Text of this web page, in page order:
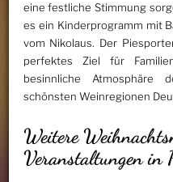
eine festliche Stimmung
es ein Kinderprogramm mit
vom Nikolaus. Der
perfektes Ziel für
besinnliche
schönsten Weinregionen
Weitere
Veranstaltungen in